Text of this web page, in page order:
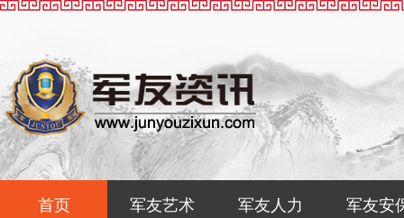
首页 军友艺术 军友人力 军友安